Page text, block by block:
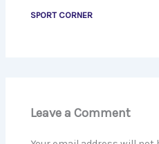
SPORT CORNER
Leave a Comment